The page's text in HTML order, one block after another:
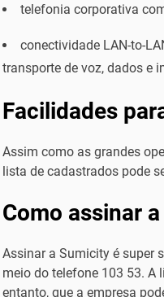
telefonia corporativa
conectividade LAN-to-
transporte de voz, dados e
Facilidades
Assim como as grandes
lista de cadastrados pode
Como assinar
Assinar a Sumicity é super
meio do telefone 103 53. A
entanto, que a empresa